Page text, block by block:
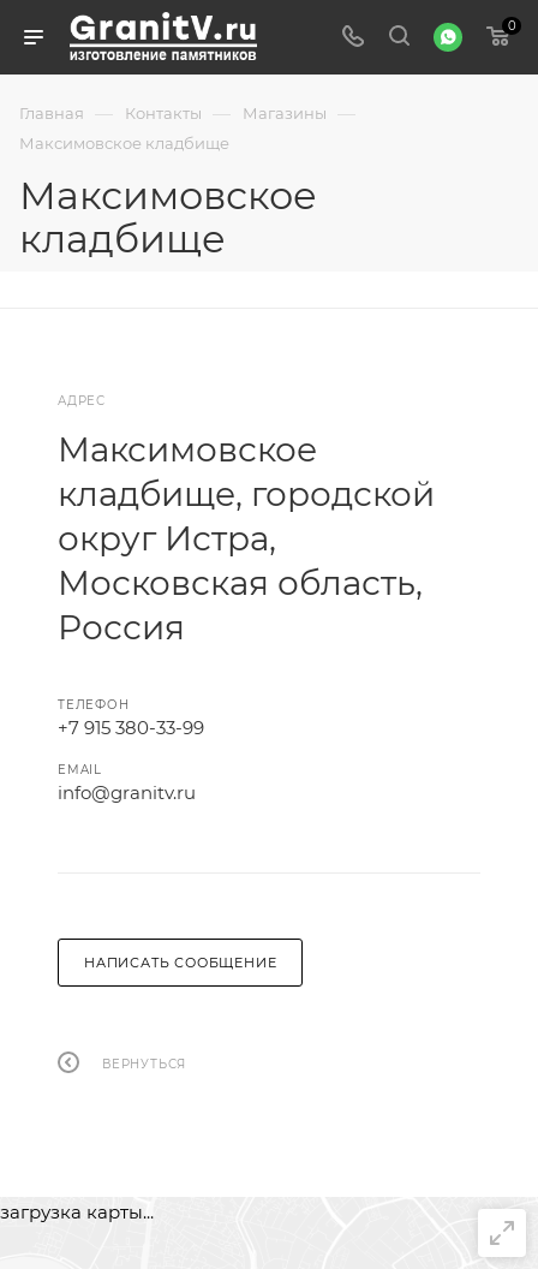
0
Главная — Контакты — Магазины —
Максимовское кладбище
Максимовское
кладбище
АДРЕС
Максимовское
кладбище, городской
округ Истра,
Московская область,
Россия
ТЕЛЕФОН
+7 915 380-33-99
EMAIL
info@granitv.ru
НАПИСАТЬ СООБЩЕНИЕ
ВЕРНУТЬСЯ
загрузка карты...